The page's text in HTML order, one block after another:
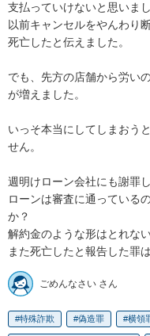
支払っていけないと思いま
以前キャンセルをやんわり
死亡したと伝えました。
でも、先方の店舗から労い
が増えました。
いっそ本当にしてしまおう
せん。
週明けローン会社にも謝罪
ローンは審査に通っている
か？
解約金のような形はとれな
また死亡したと報告した罪
ごめんなさい さん
特殊詐欺 偽造罪 横領